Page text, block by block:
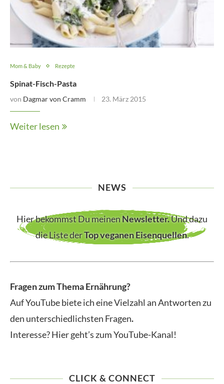
Mom & Baby Rezepte
Spinat-Fisch-Pasta
von Dagmar von Cramm 23. März 2015
Weiter lesen
NEWS
Hier bekommst Du meinenNewsletter.Und dazu
die Liste derTop veganen Eisenquellen.
Fragen zum Thema Ernährung?
Auf YouTube biete ich eine Vielzahl an Antworten zu
den unterschiedlichsten Fragen.
Interesse? Hier geht’s zum YouTube-Kanal!
CLICK & CONNECT